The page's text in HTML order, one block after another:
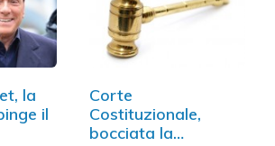
la
il
Corte
Costituzionale,
bocciata la